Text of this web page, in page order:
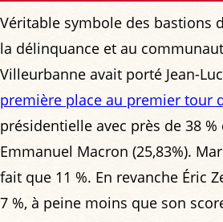
Véritable symbole des bastions
la délinquance et au
Villeurbanne avait porté Jean-
première place au premier tour
présidentielle avec près de 38
Emmanuel Macron (25,83%).
fait que 11 %. En revanche Éric
7 %, à peine moins que son